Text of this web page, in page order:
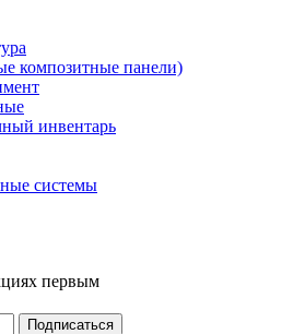
композитные панели)
инвентарь
системы
первым